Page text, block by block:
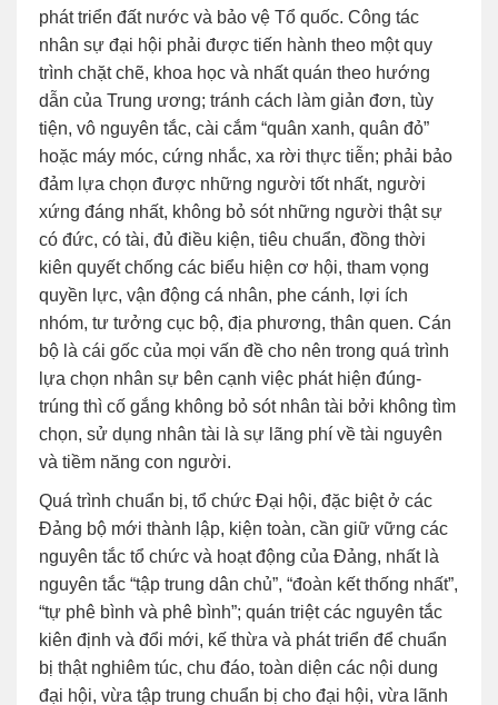
phát triển đất nước và bảo vệ Tổ quốc. Công tác
nhân sự đại hội phải được tiến hành theo một quy
trình chặt chẽ, khoa học và nhất quán theo hướng
dẫn của Trung ương; tránh cách làm giản đơn, tùy
tiện, vô nguyên tắc, cài cắm “quân xanh, quân đỏ”
hoặc máy móc, cứng nhắc, xa rời thực tiễn; phải bảo
đảm lựa chọn được những người tốt nhất, người
xứng đáng nhất, không bỏ sót những người thật sự
có đức, có tài, đủ điều kiện, tiêu chuẩn, đồng thời
kiên quyết chống các biểu hiện cơ hội, tham vọng
quyền lực, vận động cá nhân, phe cánh, lợi ích
nhóm, tư tưởng cục bộ, địa phương, thân quen. Cán
bộ là cái gốc của mọi vấn đề cho nên trong quá trình
lựa chọn nhân sự bên cạnh việc phát hiện đúng-
trúng thì cố gắng không bỏ sót nhân tài bởi không tìm
chọn, sử dụng nhân tài là sự lãng phí về tài nguyên
và tiềm năng con người.
Quá trình chuẩn bị, tổ chức Đại hội, đặc biệt ở các
Đảng bộ mới thành lập, kiện toàn, cần giữ vững các
nguyên tắc tổ chức và hoạt động của Đảng, nhất là
nguyên tắc “tập trung dân chủ”, “đoàn kết thống nhất”,
“tự phê bình và phê bình”; quán triệt các nguyên tắc
kiên định và đổi mới, kế thừa và phát triển để chuẩn
bị thật nghiêm túc, chu đáo, toàn diện các nội dung
đại hội, vừa tập trung chuẩn bị cho đại hội, vừa lãnh